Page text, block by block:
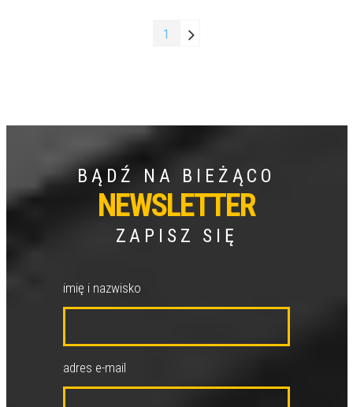
1
BĄDŹ NA BIEŻĄCO
NEWSLETTER
ZAPISZ SIĘ
imię i nazwisko
adres e-mail